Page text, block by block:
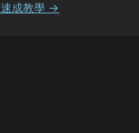
速成教學 →